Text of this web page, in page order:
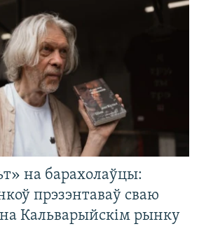
на барахолаўцы:
прэзэнтаваў сваю
Кальварыйскім рынку